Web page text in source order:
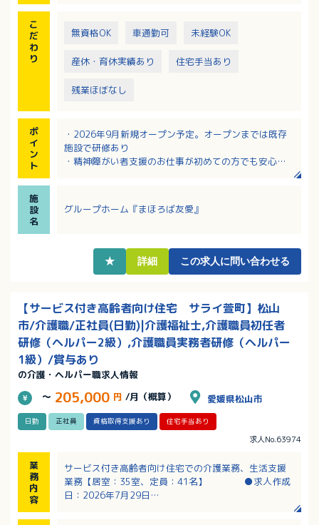
こ
だ
わ
り
無資格OK 車通勤可 未経験OK
産休・育休実績あり 住宅手当あり
残業ほぼなし
ポ
イ
ン
ト
・2026年9月新規オープン予定。オープンまでは既存
施設で研修あり
・精神障がい者支援のお仕事が初めての方でも安心し
・身体介助が少ないため、介護の実務経験問わず働い
収アップを目指せます！
施
設
名
グループホーム『まほろば友愛』
★ 詳細 この求人に問い合わせる
【サービス付き高齢者向け住宅 サライ萱町】松山
市/介護職/正社員(日勤)|介護福祉士,介護職員初任者
研修（ヘルパー2級）,介護職員実務者研修（ヘルパー
1級）/賞与あり
の介護・ヘルパー職求人情報
～ 205,000 円 /月（概算） 愛媛県松山市
日勤 正社員 資格取得支援あり 住宅手当あり
求人No.63974
業
務
内
容
サービス付き高齢者向け住宅での介護業務、生活支援
業務【居室：35室、定員：41名】 ●求人作成
日：2026年7月29日